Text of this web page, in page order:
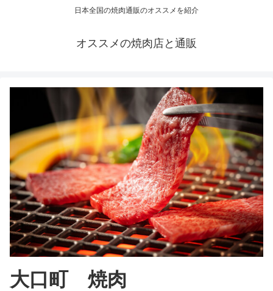
日本全国の焼肉通販のオススメを紹介
オススメの焼肉店と通販
大口町 焼肉